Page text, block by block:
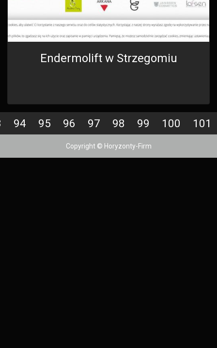
Endermolift w Strzegomiu
94 95 96 97 98 99 100 101
Copyright © Horyzonty-Firm